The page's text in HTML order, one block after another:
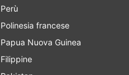
Perù
Polinesia francese
Papua Nuova Guinea
Filippine